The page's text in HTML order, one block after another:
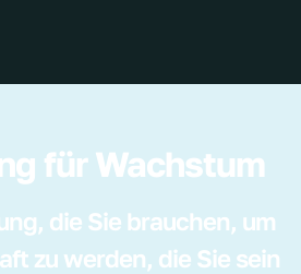
für Wachstum
die Sie brauchen, um
zu werden, die Sie sein